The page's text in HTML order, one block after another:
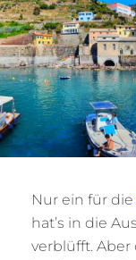
Nur ein für die
hat’s in die
verblüfft. Aber